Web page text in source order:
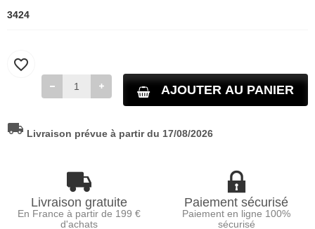
3424
AJOUTER AU PANIER
favorite_border
local_shipping Livraison prévue à partir du 17/08/2026
Livraison gratuite
En France à partir de 199 €
d'achats
Paiement sécurisé
Paiement en ligne 100%
sécurisé